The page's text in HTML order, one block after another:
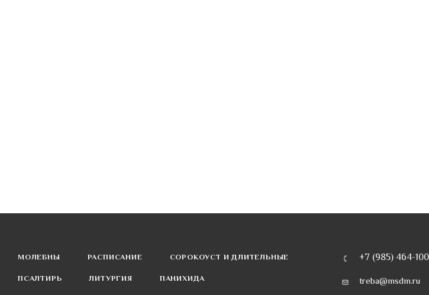
МОЛЕБНЫ РАСПИСАНИЕ
СОРОКОУСТ И ДЛИТЕЛЬНЫЕ
ПСАЛТИРЬ
ЛИТУРГИЯ
ПАНИХИДА
+7 (985) 464-
treba@msdm.ru